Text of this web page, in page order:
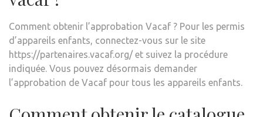
Comment obtenir l’approbation Vacaf ? Pour les permis
d’appareils enfants, connectez-vous sur le site
https://partenaires.vacaf.org/ et suivez la procédure
indiquée. Vous pouvez désormais demander
l’approbation de Vacaf pour tous les appareils enfants.